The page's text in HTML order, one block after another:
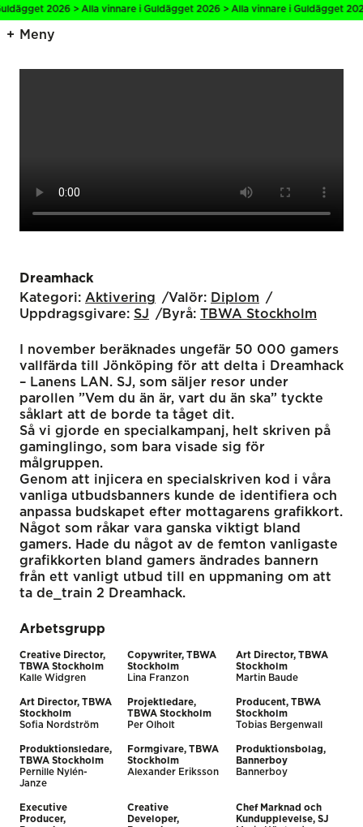
2026 > Alla vinnare i Guldägget 2026 > Alla vinnare i Guldägget
Meny
Dreamhack
Kategori: Aktivering Valör: Diplom
Uppdragsgivare: SJ Byrå: TBWA Stockholm
I november beräknades ungefär 50 000 gamers
vallfärda till Jönköping för att delta i Dreamhack
– Lanens LAN. SJ, som säljer resor under
parollen ”Vem du än är, vart du än ska” tyckte
såklart att de borde ta tåget dit.
Så vi gjorde en specialkampanj, helt skriven på
gaminglingo, som bara visade sig för
målgruppen.
Genom att injicera en specialskriven kod i våra
vanliga utbudsbanners kunde de identifiera och
anpassa budskapet efter mottagarens grafikkort.
Något som råkar vara ganska viktigt bland
gamers. Hade du något av de femton vanligaste
grafikkorten bland gamers ändrades bannern
från ett vanligt utbud till en uppmaning om att
ta de_train 2 Dreamhack.
Arbetsgrupp
Creative Director,
TBWA Stockholm
Kalle Widgren
Copywriter, TBWA
Stockholm
Lina Franzon
Art Director, TBWA
Stockholm
Martin Baude
Art Director, TBWA
Stockholm
Sofia Nordström
Projektledare,
TBWA Stockholm
Per Olholt
Producent, TBWA
Stockholm
Tobias Bergenwall
Produktionsledare,
TBWA Stockholm
Pernille Nylén-
Janze
Formgivare, TBWA
Stockholm
Alexander Eriksson
Produktionsbolag,
Bannerboy
Bannerboy
Executive
Producer,
Creative
Developer,
Chef Marknad och
Kundupplevelse, SJ